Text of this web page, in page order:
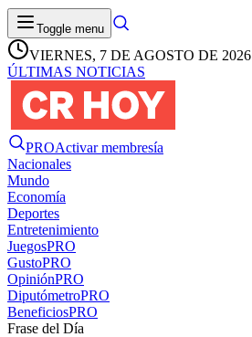
Toggle menu
VIERNES, 7 DE AGOSTO DE 2026
ÚLTIMAS NOTICIAS
PROActivar membresía
Nacionales
Mundo
Economía
Deportes
Entretenimiento
JuegosPRO
GustoPRO
OpiniónPRO
DiputómetroPRO
BeneficiosPRO
Frase del Día